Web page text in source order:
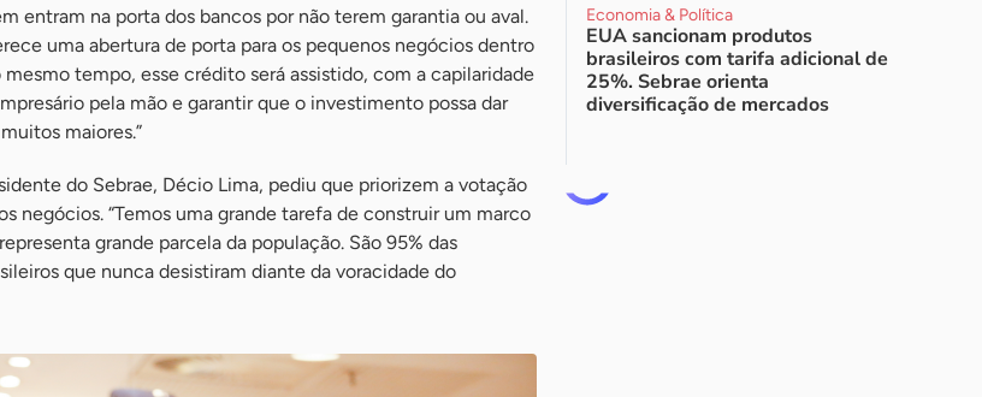
entram na porta dos bancos por não terem garantia ou aval.
uma abertura de porta para os pequenos negócios dentro
tempo, esse crédito será assistido, com a capilaridade
pela mão e garantir que o investimento possa dar
maiores.”
do Sebrae, Décio Lima, pediu que priorizem a votação
negócios. “Temos uma grande tarefa de construir um marco
grande parcela da população. São 95% das
que nunca desistiram diante da voracidade do
Economia & Política
EUA sancionam produtos
brasileiros com tarifa adicional de
25%. Sebrae orienta
diversificação de mercados